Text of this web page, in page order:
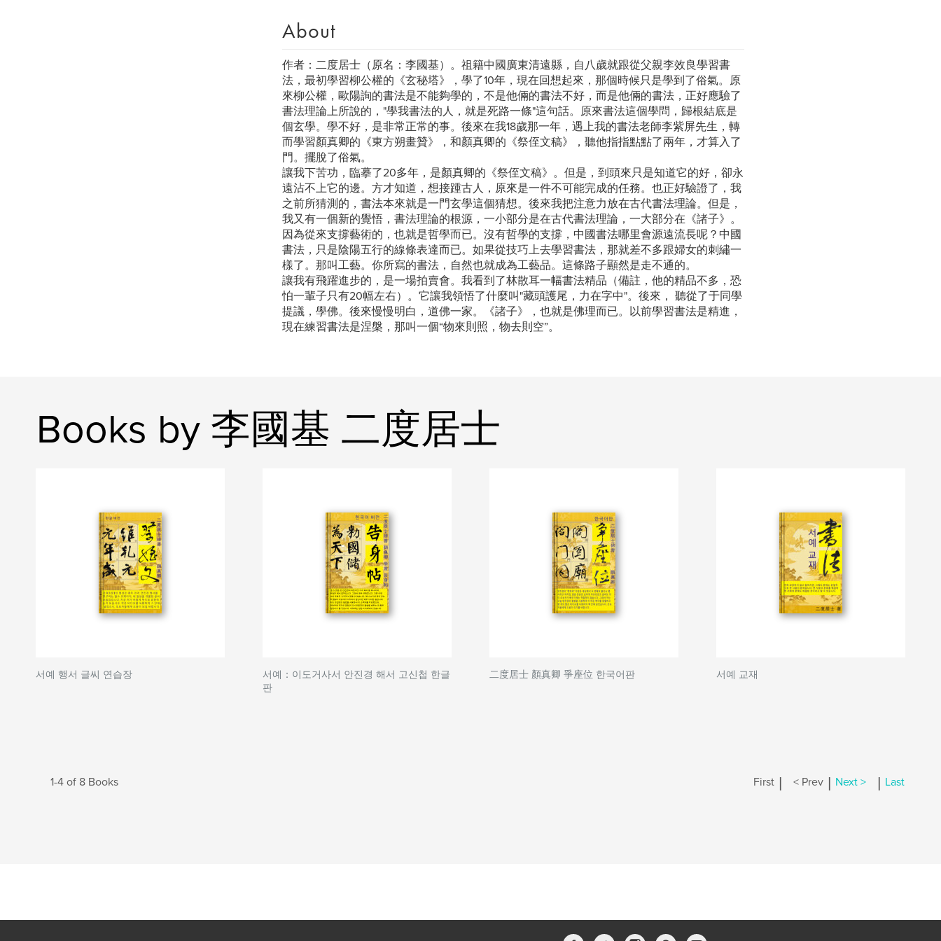
About
作者：二度居士（原名：李國基）。祖籍中國廣東清遠縣，自八歲就跟從父親李效良學習書
法，最初學習柳公權的《玄秘塔》，學了10年，現在回想起來，那個時候只是學到了俗氣。原
來柳公權，歐陽詢的書法是不能夠學的，不是他倆的書法不好，而是他倆的書法，正好應驗了
書法理論上所說的，"學我書法的人，就是死路一條"這句話。原來書法這個學問，歸根結底是
個玄學。學不好，是非常正常的事。後來在我18歲那一年，遇上我的書法老師李紫屏先生，轉
而學習顏真卿的《東方朔畫贊》，和顏真卿的《祭侄文稿》，聽他指指點點了兩年，才算入了
門。擺脫了俗氣。
讓我下苦功，臨摹了20多年，是顏真卿的《祭侄文稿》。但是，到頭來只是知道它的好，卻永
遠沾不上它的邊。方才知道，想接踵古人，原來是一件不可能完成的任務。也正好驗證了，我
之前所猜測的，書法本來就是一門玄學這個猜想。後來我把注意力放在古代書法理論。但是，
我又有一個新的覺悟，書法理論的根源，一小部分是在古代書法理論，一大部分在《諸子》。
因為從來支撐藝術的，也就是哲學而已。沒有哲學的支撐，中國書法哪里會源遠流長呢？中國
書法，只是陰陽五行的線條表達而已。如果從技巧上去學習書法，那就差不多跟婦女的刺繡一
樣了。那叫工藝。你所寫的書法，自然也就成為工藝品。這條路子顯然是走不通的。
讓我有飛躍進步的，是一場拍賣會。我看到了林散耳一幅書法精品（備註，他的精品不多，恐
怕一輩子只有20幅左右）。它讓我領悟了什麼叫"藏頭護尾，力在字中"。後來， 聽從了于同學
提議，學佛。後來慢慢明白，道佛一家。《諸子》，也就是佛理而已。以前學習書法是精進，
現在練習書法是涅槃，那叫一個“物來則照，物去則空”。
Books by 李國基 二度居士
서예 행서 글씨 연습장
서예：이도거사서 안진경 해서 고신첩 한글
판
二度居士 顏真卿 爭座位 한국어판 서예 교재
1-4 of 8 Books First | < Prev | Next > | Last